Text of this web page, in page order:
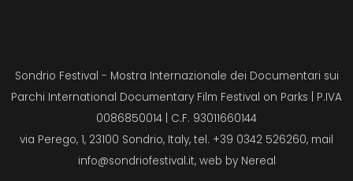
Sondrio Festival - Mostra Internazionale dei Documentari sui
Parchi International Documentary Film Festival on Parks | P.IVA
0086850014 | C.F. 93011660144
via Perego, 1, 23100 Sondrio, Italy, tel. +39 0342 526260, mail
info@sondriofestival.it, web by Nereal